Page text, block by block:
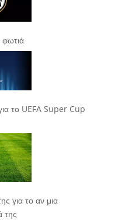
φωτιά
το UEFA Super Cup
για το αν μια
της